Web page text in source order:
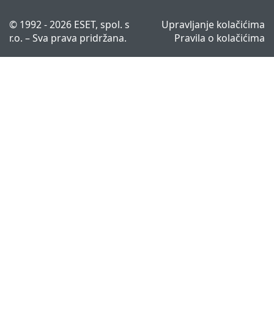
© 1992 - 2026 ESET, spol. s
r.o. – Sva prava pridržana.
Upravljanje kolačićima
Pravila o kolačićima